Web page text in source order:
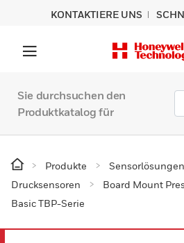
KONTAKTIERE UNS
Sie durchsuchen den
Produktkatalog für
Produkte Sensorlösungen
Drucksensoren
Board Mount
Basic TBP-Serie